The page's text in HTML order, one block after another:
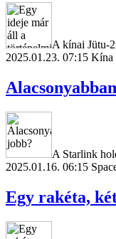
A kínai Jütu-
2025.01.23. 07:15 Kína
A Starlink
2025.01.16. 06:15
Egy rakéta,